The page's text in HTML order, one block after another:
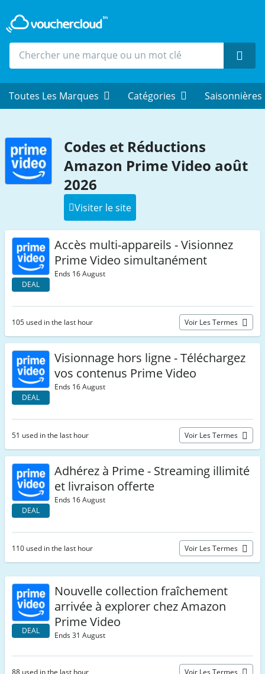
Toutes Les Marques Catégories Saisonnières
Codes et Réductions
Amazon Prime Video août
2026
Visiter le site
DEAL
Accès multi-appareils - Visionnez
Prime Video simultanément
Ends 16 August
105 used in the last hour Voir Les Termes
DEAL
Visionnage hors ligne - Téléchargez
vos contenus Prime Video
Ends 16 August
51 used in the last hour Voir Les Termes
DEAL
Adhérez à Prime - Streaming illimité
et livraison offerte
Ends 16 August
110 used in the last hour Voir Les Termes
DEAL
Nouvelle collection fraîchement
arrivée à explorer chez Amazon
Prime Video
Ends 31 August
88 used in the last hour Voir Les Termes